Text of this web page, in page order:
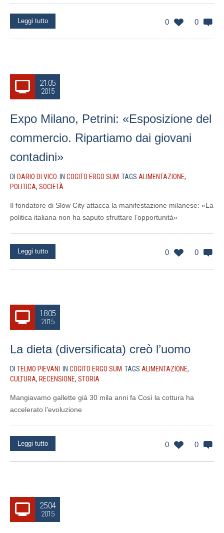
0 0
Leggi tutto
21.05
2015
Expo Milano, Petrini: «Esposizione del
commercio. Ripartiamo dai giovani
contadini»
DI DARIO DI VICO IN COGITO ERGO SUM TAGS ALIMENTAZIONE,
POLITICA, SOCIETÀ
Il fondatore di Slow City attacca la manifestazione milanese: «La
politica italiana non ha saputo sfruttare l’opportunità»
0 0
Leggi tutto
18.05
2015
La dieta (diversificata) creò l’uomo
DI TELMO PIEVANI IN COGITO ERGO SUM TAGS ALIMENTAZIONE,
CULTURA, RECENSIONE, STORIA
Mangiavamo gallette già 30 mila anni fa Così la cottura ha
accelerato l’evoluzione
0 0
Leggi tutto
25.04
2015